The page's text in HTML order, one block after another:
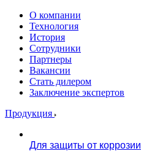
О компании
Технология
История
Сотрудники
Партнеры
Вакансии
Стать дилером
Заключение экспертов
Продукция
Для защиты от коррозии